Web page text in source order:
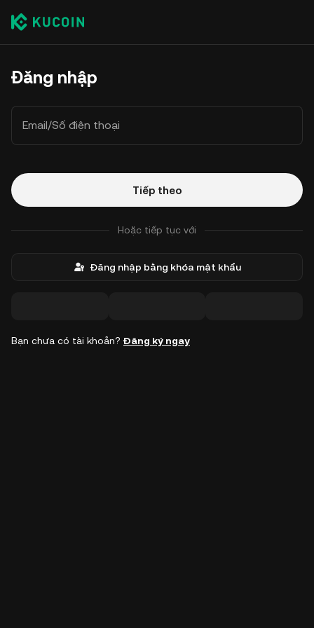
Đăng nhập
Email/Số điện thoại
Tiếp theo
Hoặc tiếp tục với
Đăng nhập bằng khóa mật khẩu
Bạn chưa có tài khoản? Đăng ký ngay